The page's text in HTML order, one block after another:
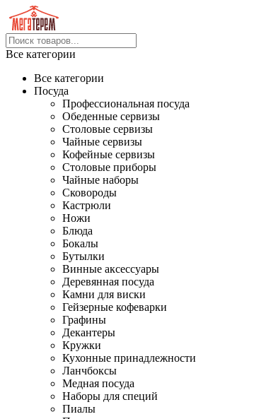
Все категории
Все категории
Посуда
Профессиональная посуда
Обеденные сервизы
Столовые сервизы
Чайные сервизы
Кофейные сервизы
Столовые приборы
Чайные наборы
Сковороды
Кастрюли
Ножи
Блюда
Бокалы
Бутылки
Винные аксессуары
Деревянная посуда
Камни для виски
Гейзерные кофеварки
Графины
Декантеры
Кружки
Кухонные принадлежности
Ланчбоксы
Медная посуда
Наборы для специй
Пиалы